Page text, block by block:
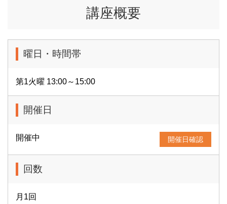
講座概要
曜日・時間帯
第1火曜 13:00～15:00
開催日
開催中 開催日確認
回数
月1回